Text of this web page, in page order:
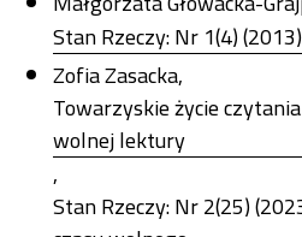
Stan Rzeczy: Nr 1(4)
Zofia Zasacka,
Towarzyskie życie
wolnej lektury
,
Stan Rzeczy: Nr 2(25)